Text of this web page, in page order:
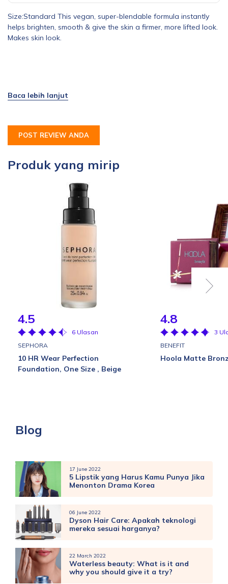
Size:Standard This vegan, super-blendable formula instantly
helps brighten, smooth & give the skin a firmer, more lifted look.
Makes skin look.
POST REVIEW ANDA
Produk yang mirip
4.5
6 Ulasan
SEPHORA
10 HR Wear Perfection
Foundation, One Size , Beige
4.8
3
BENEFIT
Hoola Matte
Blog
17 June 2022
5 Lipstik yang Harus Kamu Punya Jika
Menonton Drama Korea
06 June 2022
Dyson Hair Care: Apakah teknologi
mereka sesuai harganya?
22 March 2022
Waterless beauty: What is it and
why you should give it a try?